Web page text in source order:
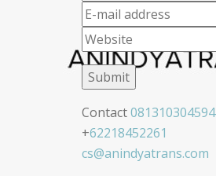
Contact081310304594
+62218452261
cs@anindyatrans.com